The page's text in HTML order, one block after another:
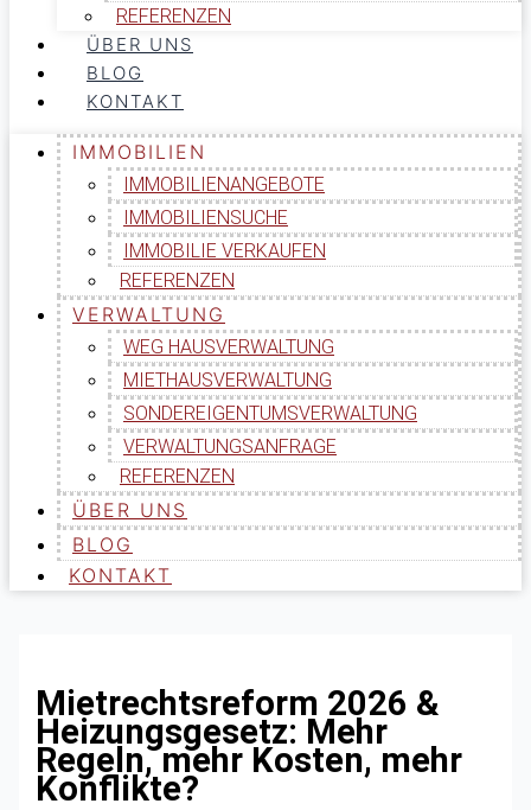
REFERENZEN
ÜBER UNS
BLOG
KONTAKT
IMMOBILIEN
IMMOBILIENANGEBOTE
IMMOBILIENSUCHE
IMMOBILIE VERKAUFEN
REFERENZEN
VERWALTUNG
WEG HAUSVERWALTUNG
MIETHAUSVERWALTUNG
SONDEREIGENTUMSVERWALTUNG
VERWALTUNGSANFRAGE
REFERENZEN
ÜBER UNS
BLOG
KONTAKT
Mietrechtsreform 2026 &
Heizungsgesetz: Mehr
Regeln, mehr Kosten, mehr
Konflikte?